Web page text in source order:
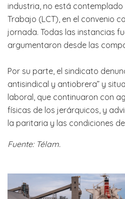
industria, no está
Trabajo (LCT), en el convenio
jornada. Todas las instancias
argumentaron desde las
Por su parte, el sindicato
antisindical y antiobrera” y
laboral, que continuaron con
físicas de los jerárquicos, y
la paritaria y las condiciones de
Fuente: Télam.